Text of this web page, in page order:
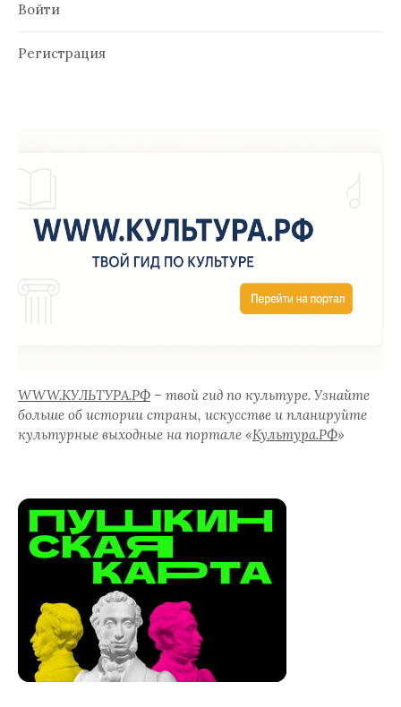
Войти
Регистрация
WWW.КУЛЬТУРА.РФ – твой гид по культуре. Узнайте
больше об истории страны, искусстве и планируйте
культурные выходные на портале «Культура.РФ»